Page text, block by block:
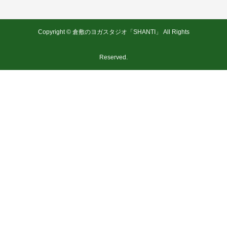
Copyright © 倉敷のヨガスタジオ「SHANTI」 All Rights
Reserved.